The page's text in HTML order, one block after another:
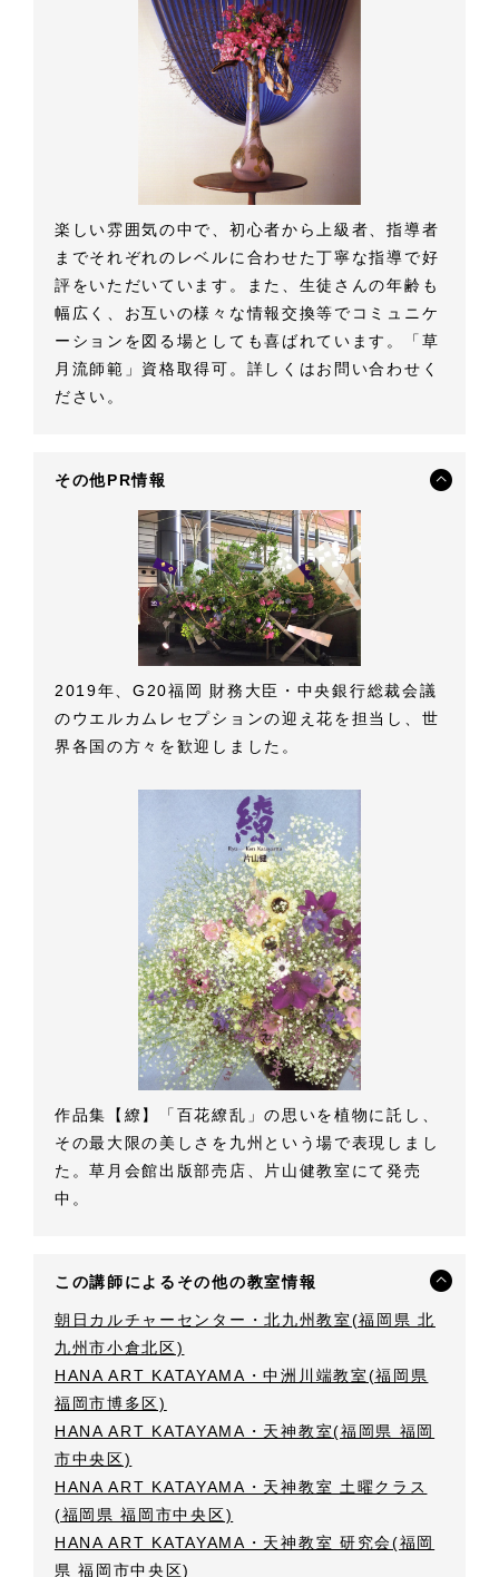
楽しい雰囲気の中で、初心者から上級者、指導者
までそれぞれのレベルに合わせた丁寧な指導で好
評をいただいています。また、生徒さんの年齢も
幅広く、お互いの様々な情報交換等でコミュニケ
ーションを図る場としても喜ばれています。「草
月流師範」資格取得可。詳しくはお問い合わせく
ださい。
その他PR情報
2019年、G20福岡 財務大臣・中央銀行総裁会議
のウエルカムレセプションの迎え花を担当し、世
界各国の方々を歓迎しました。
作品集【繚】「百花繚乱」の思いを植物に託し、
その最大限の美しさを九州という場で表現しまし
た。草月会館出版部売店、片山健教室にて発売
中。
この講師によるその他の教室情報
朝日カルチャーセンター・北九州教室(福岡県 北
九州市小倉北区)
HANA ART KATAYAMA・中洲川端教室(福岡県
福岡市博多区)
HANA ART KATAYAMA・天神教室(福岡県 福岡
市中央区)
HANA ART KATAYAMA・天神教室 土曜クラス
(福岡県 福岡市中央区)
HANA ART KATAYAMA・天神教室 研究会(福岡
県 福岡市中央区)